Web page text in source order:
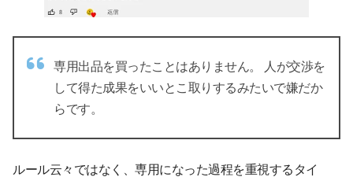
専用出品を買ったことはありません。 人が交渉を
して得た成果をいいとこ取りするみたいで嫌だか
らです。
ルール云々ではなく、専用になった過程を重視するタイ